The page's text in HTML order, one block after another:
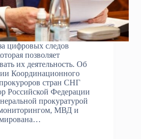
цифровых следов
позволяет
их деятельность. Об
Координационного
стран СНГ
Российской Федерации
прокуратурой
МВД и